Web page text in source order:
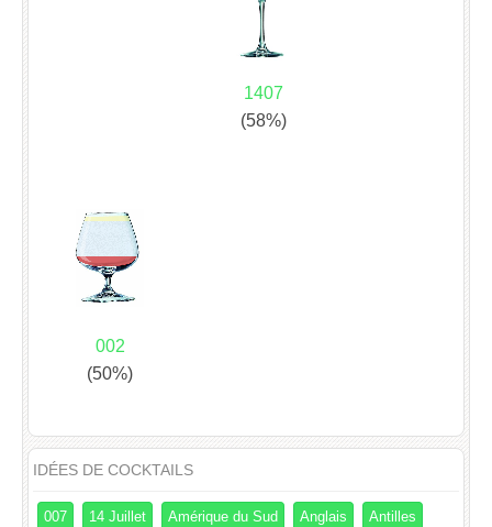
1407
(58%)
002
(50%)
IDÉES DE COCKTAILS
007 14 Juillet Amérique du Sud Anglais Antilles